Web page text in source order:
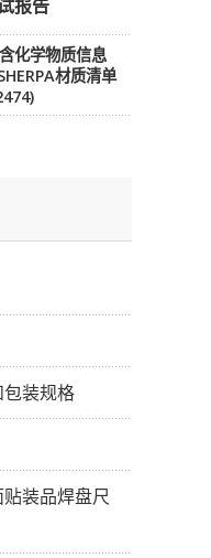
报告
化学物质信息
材质清单
包装规格
贴装品焊盘尺